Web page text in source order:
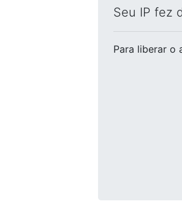
Seu IP fez
Para liberar o